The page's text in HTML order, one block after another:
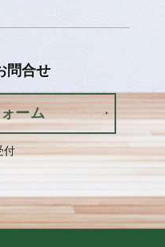
問合せ
ーム
付